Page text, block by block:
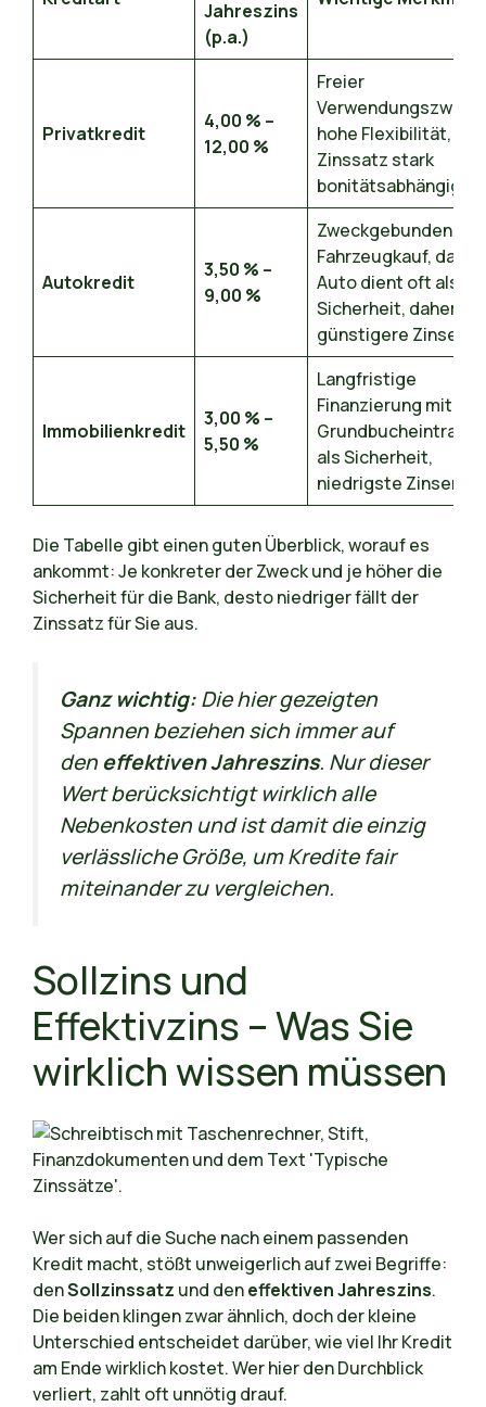
Jahreszins
(p.a.)
Privatkredit
4,00 % –
12,00 %
Freier
Verwendungszweck,
hohe Flexibilität,
Zinssatz stark
bonitätsabhängig
Autokredit
3,50 % –
9,00 %
Zweckgebunden für
Fahrzeugkauf, das
Auto dient oft als
Sicherheit, daher
günstigere Zinsen
Immobilienkredit
3,00 % –
5,50 %
Langfristige
Finanzierung mit
Grundbucheintrag
als Sicherheit,
niedrigste Zinsen
Die Tabelle gibt einen guten Überblick, worauf es
ankommt: Je konkreter der Zweck und je höher die
Sicherheit für die Bank, desto niedriger fällt der
Zinssatz für Sie aus.
Ganz wichtig:Die hier gezeigten
Spannen beziehen sich immer auf
deneffektiven Jahreszins. Nur dieser
Wert berücksichtigt wirklich alle
Nebenkosten und ist damit die einzig
verlässliche Größe, um Kredite fair
miteinander zu vergleichen.
Sollzins und
Effektivzins – Was Sie
wirklich wissen müssen
Wer sich auf die Suche nach einem passenden
Kredit macht, stößt unweigerlich auf zwei Begriffe:
denSollzinssatz und deneffektiven Jahreszins.
Die beiden klingen zwar ähnlich, doch der kleine
Unterschied entscheidet darüber, wie viel Ihr Kredit
am Ende wirklich kostet. Wer hier den Durchblick
verliert, zahlt oft unnötig drauf.